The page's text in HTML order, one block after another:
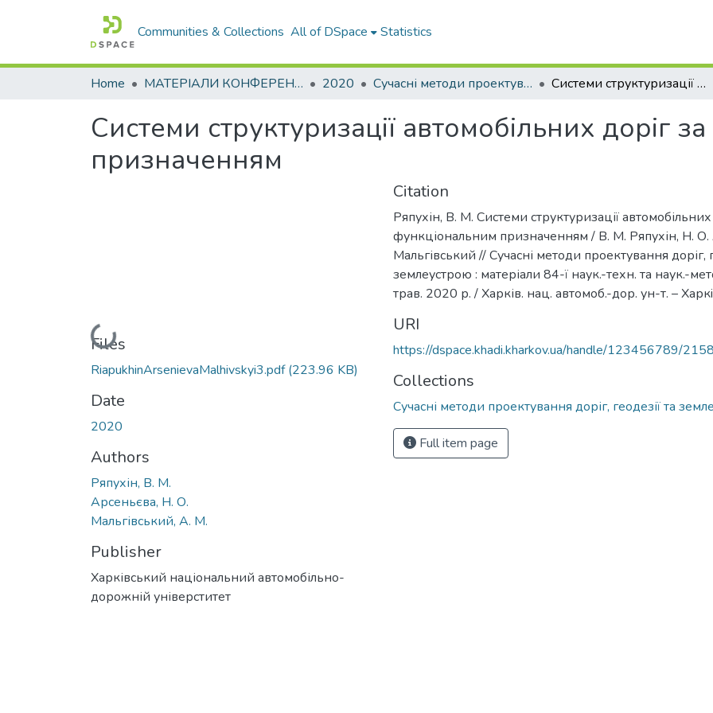
Communities & Collections All of DSpace Statistics
Home МАТЕРІАЛИ КОНФЕРЕНЦІЙ 2020 Сучасні методи проектування доріг, геодезії та землеустрою Системи структуризації автомобільних доріг за функціональним призначенням
Системи структуризації автомобільних доріг
призначенням
Loading...
Files
RiapukhinArsenievaMalhivskyi3.pdf(223.96 KB)
Date
2020
Authors
Ряпухін, В. М.
Арсеньєва, Н. О.
Мальгівський, А. М.
Publisher
Харківський національний автомобільно-
дорожній універститет
Citation
Ряпухін, В. М. Системи структуризації автомобільних
функціональним призначенням / В. М. Ряпухін, Н.
Мальгівський // Сучасні методи проектування доріг,
землеустрою : матеріали 84-ї наук.-техн. та наук.-
трав. 2020 р. / Харків. нац. автомоб.-дор. ун-т. –
URI
https://dspace.khadi.kharkov.ua/handle/123456789/
Collections
Сучасні методи проектування доріг, геодезії та
Full item page